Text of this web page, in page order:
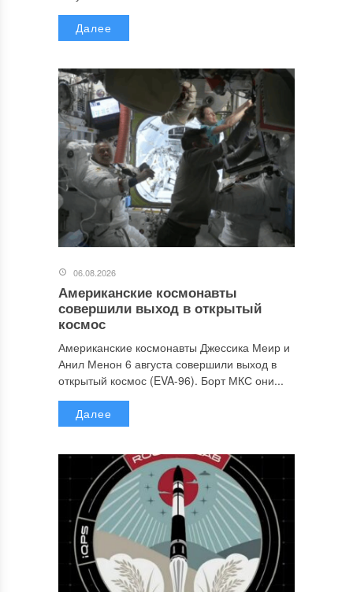
Далее
06.08.2026
Американские космонавты
совершили выход в открытый
космос
Американские космонавты Джессика Меир и
Анил Менон 6 августа совершили выход в
открытый космос (EVA-96). Борт МКС они...
Далее